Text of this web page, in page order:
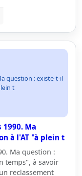
question : existe-t-il
t
Ma
à l'AT "à plein t
Ma question :
temps", à savoir
reclassement